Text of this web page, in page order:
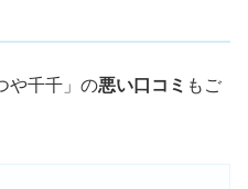
や千千」の悪い口コミ もご